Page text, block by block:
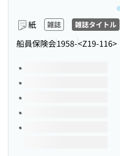
紙 雑誌 雑誌タイトル
船員保険会1958-<Z19-116>
このタイトルの巻号